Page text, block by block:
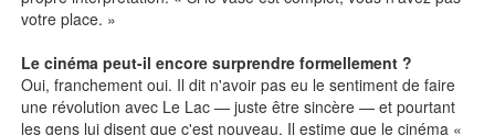
votre place. »
Le cinéma peut-il encore surprendre formellement ?
Oui, franchement oui. Il dit n'avoir pas eu le sentiment de faire
une révolution avec Le Lac — juste être sincère — et pourtant
les gens lui disent que c'est nouveau. Il estime que le cinéma «